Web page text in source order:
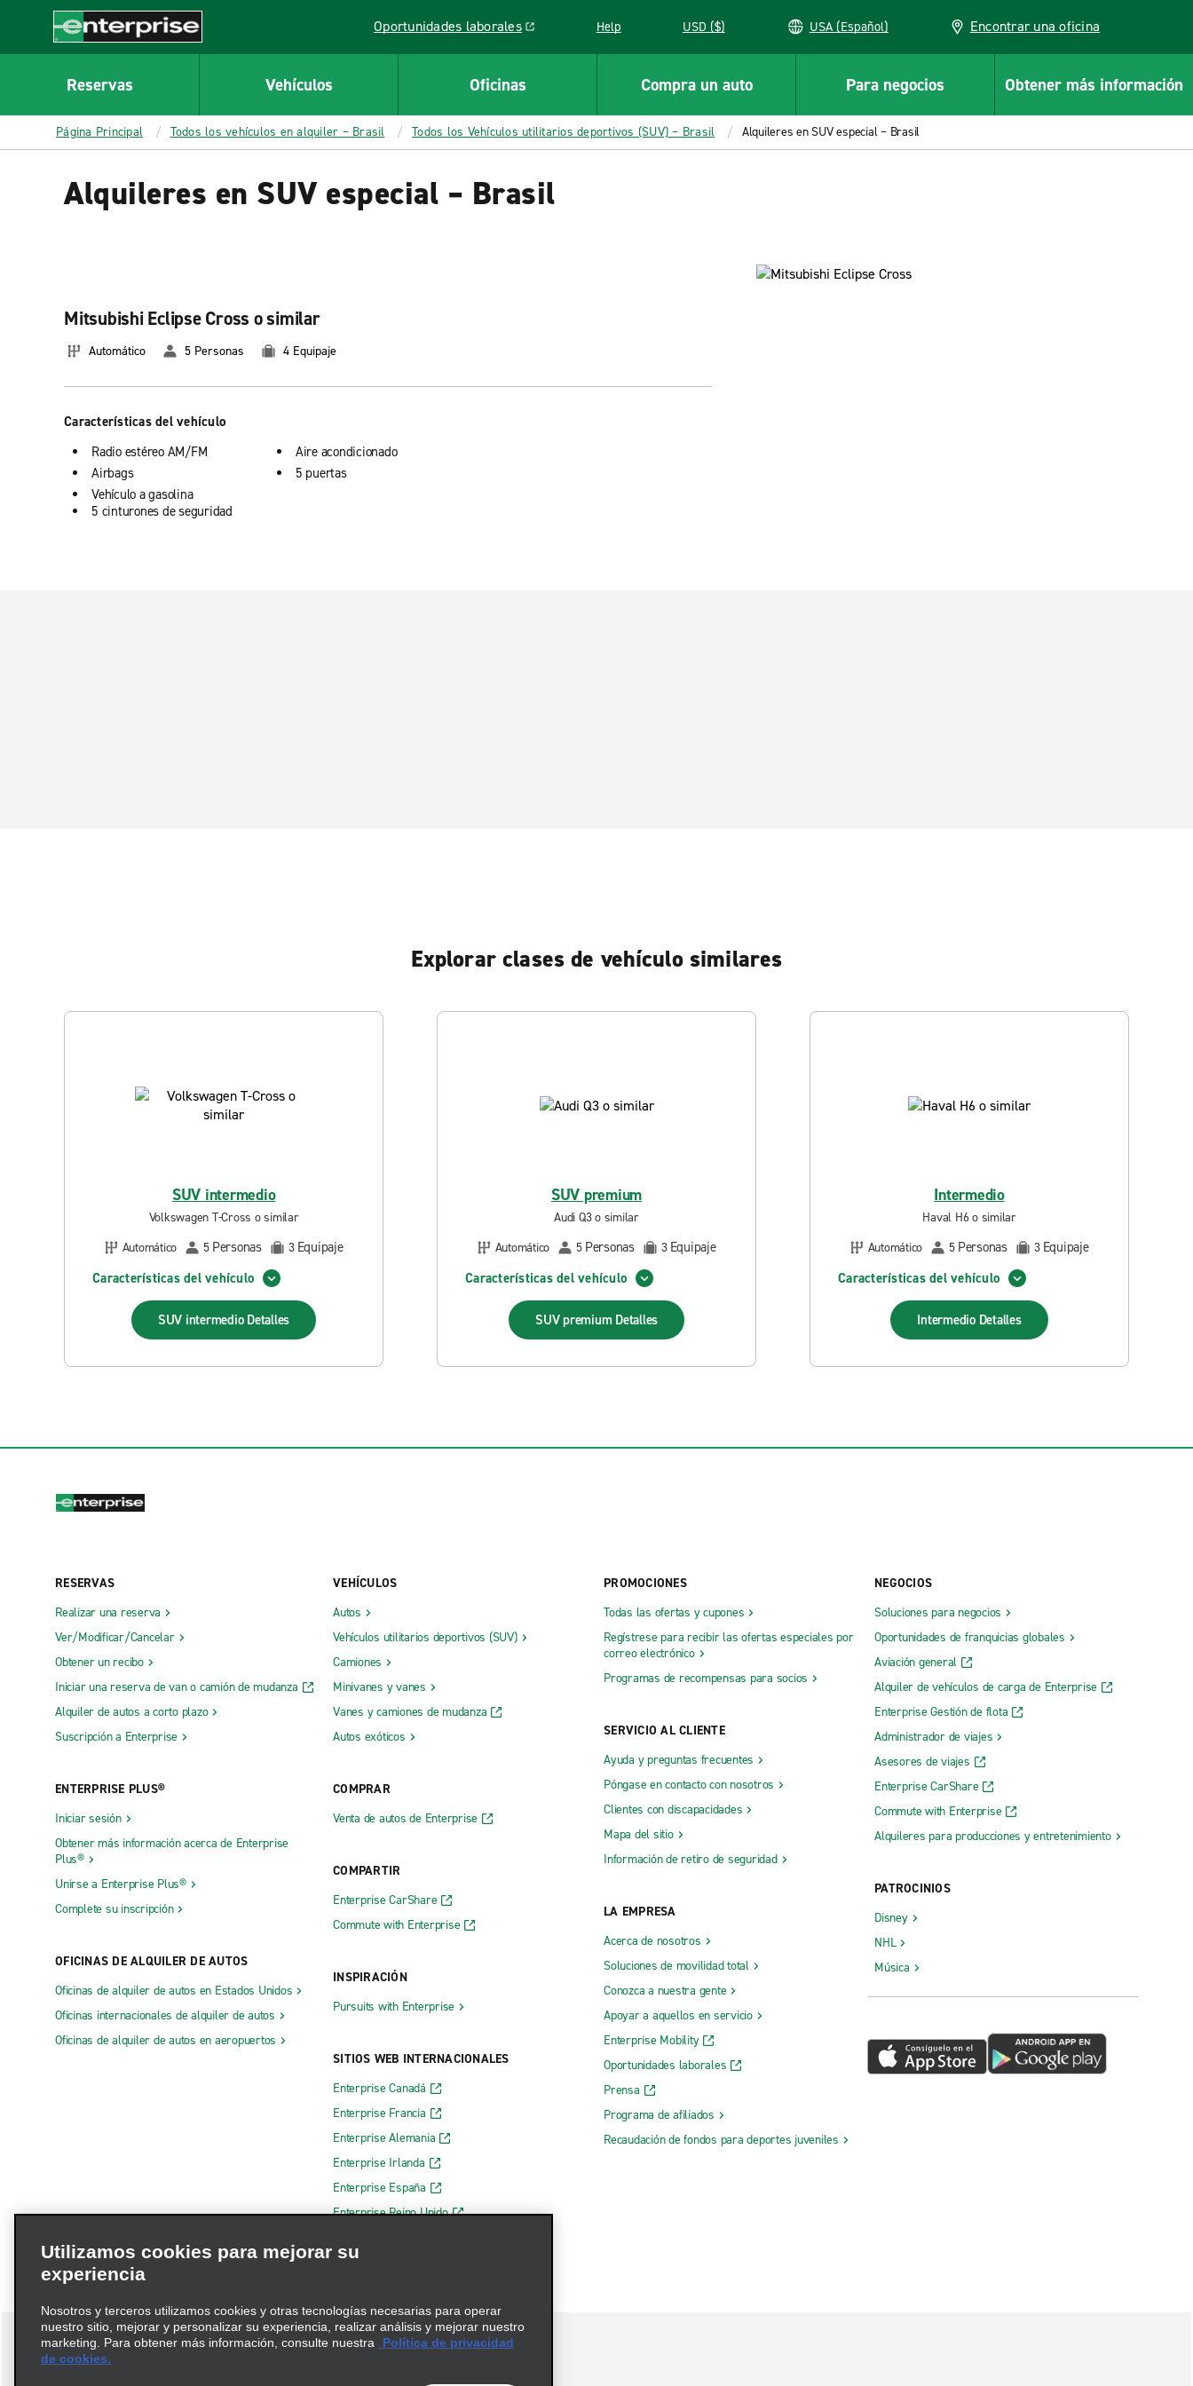
CONTENT
Enterprise
Oportunidades laborales
Link opens in a new window Help USD ($) USA (Español) Encontrar una oficina
Reservas Vehículos Oficinas Compra un auto Para negocios Obtener más información
Página Principal Todos los vehículos en alquiler – Brasil Todos los Vehículos utilitarios deportivos (SUV) – Brasil Alquileres en SUV especial – Brasil
Alquileres en SUV especial – Brasil
Mitsubishi Eclipse Cross o similar
Automático 5 Personas 4 Equipaje
Características del vehículo
Radio estéreo AM/FM
Airbags
Vehículo a gasolina
Aire acondicionado
5 puertas
5 cinturones de seguridad
Explorar clases de vehículo similares
SUV intermedio
Volkswagen T-Cross o similar
Automático
5 Personas 3 Equipaje
Características del vehículo
SUV intermedio Detalles
SUV premium
Audi Q3 o similar
Automático
5 Personas 3 Equipaje
Características del vehículo
SUV premium Detalles
Intermedio
Haval H6 o similar
Automático
5 Personas 3 Equipaje
Características del vehículo
Intermedio Detalles
RESERVAS
Realizar una reserva
Ver/Modificar/Cancelar
Obtener un recibo
Iniciar una reserva de van o camión de mudanza
Alquiler de autos a corto plazo
Suscripción a Enterprise
ENTERPRISE PLUS®
Iniciar sesión
Obtener más información acerca de Enterprise
Plus®
Unirse a Enterprise Plus®
Complete su inscripción
OFICINAS DE ALQUILER DE AUTOS
Oficinas de alquiler de autos en Estados Unidos
Oficinas internacionales de alquiler de autos
Oficinas de alquiler de autos en aeropuertos
VEHÍCULOS
Autos
Vehículos utilitarios deportivos (SUV)
Camiones
Minivanes y vanes
Vanes y camiones de mudanza
Autos exóticos
COMPRAR
Venta de autos de Enterprise
COMPARTIR
Enterprise CarShare
Commute with Enterprise
INSPIRACIÓN
Pursuits with Enterprise
SITIOS WEB INTERNACIONALES
Enterprise Canadá
Enterprise Francia
Enterprise Alemania
Enterprise Irlanda
Enterprise España
Enterprise Reino Unido
PROMOCIONES
Todas las ofertas y cupones
Regístrese para recibir las ofertas especiales por
correo electrónico
Programas de recompensas para socios
SERVICIO AL CLIENTE
Ayuda y preguntas frecuentes
Póngase en contacto con nosotros
Clientes con discapacidades
Mapa del sitio
Información de retiro de seguridad
LA EMPRESA
Acerca de nosotros
Soluciones de movilidad total
Conozca a nuestra gente
Apoyar a aquellos en servicio
Enterprise Mobility
Oportunidades laborales
Prensa
Programa de afiliados
Recaudación de fondos para deportes juveniles
NEGOCIOS
Soluciones para negocios
Oportunidades de franquicias globales
Aviación general
Alquiler de vehículos de carga de Enterprise
Enterprise Gestión de flota
Administrador de viajes
Asesores de viajes
Enterprise CarShare
Commute with Enterprise
Alquileres para producciones y entretenimiento
PATROCINIOS
Disney
NHL
Música
Utilizamos cookies para mejorar su
experiencia
Nosotros y terceros utilizamos cookies y otras tecnologías necesarias para operar
nuestro sitio, mejorar y personalizar su experiencia, realizar análisis y mejorar nuestro
marketing. Para obtener más información, consulte nuestra
Política de privacidad
de cookies.